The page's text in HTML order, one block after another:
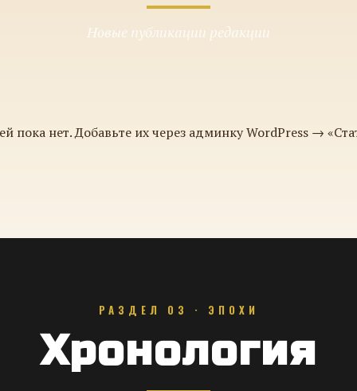
Новые публикации редакции
пока нет. Добавьте их через админку WordPress →
РАЗДЕЛ 03 · ЭПОХИ
Хронология